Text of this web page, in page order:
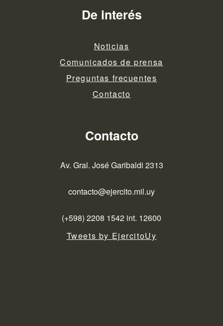
De interés
Noticias
Comunicados de prensa
Preguntas frecuentes
Contacto
Contacto
Av. Gral. José Garibaldi 2313
contacto@ejercito.mil.uy
(+598) 2208 1542 int. 12600
Tweets by EjercitoUy